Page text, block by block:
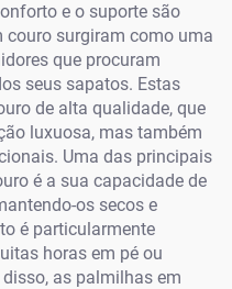
e o suporte são
surgiram como uma
que procuram
seus sapatos. Estas
de alta qualidade, que
luxuosa, mas também
Uma das principais
é a sua capacidade de
os secos e
é particularmente
horas em pé ou
as palmilhas em